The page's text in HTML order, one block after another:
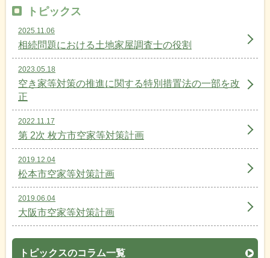
トピックス
2025.11.06
相続問題における土地家屋調査士の役割
2023.05.18
空き家等対策の推進に関する特別措置法の一部を改
正
2022.11.17
第 2次 枚方市空家等対策計画
2019.12.04
松本市空家等対策計画
2019.06.04
大阪市空家等対策計画
トピックスのコラム一覧